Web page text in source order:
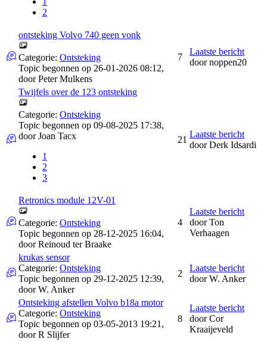
2
ontsteking Volvo 740 geen vonk
Categorie: Ontsteking
Topic begonnen op 26-01-2026 08:12,
doorPeter Mulkens
7
Laatste bericht
doornoppen20
Twijfels over de 123 ontsteking
Categorie: Ontsteking
Topic begonnen op 09-08-2025 17:38,
doorJoan Tacx
1
2
3
21
Laatste bericht
doorDerk Idsardi
Retronics module 12V-01
Categorie: Ontsteking
Topic begonnen op 28-12-2025 16:04,
doorReinoud ter Braake
4
Laatste bericht
doorTon
Verhaagen
krukas sensor
Categorie: Ontsteking
Topic begonnen op 29-12-2025 12:39,
doorW. Anker
2
Laatste bericht
doorW. Anker
Ontsteking afstellen Volvo b18a motor
Categorie: Ontsteking
Topic begonnen op 03-05-2013 19:21,
doorR Slijfer
8
Laatste bericht
doorCor
Kraaijeveld